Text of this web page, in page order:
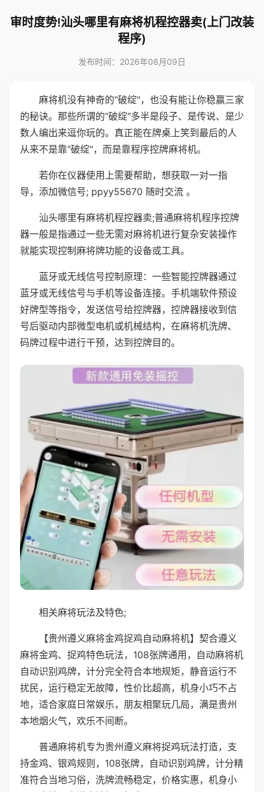
审时度势!汕头哪里有麻将机程控器卖(上门改装
程序)
发布时间：2026年08月09日
麻将机没有神奇的"破绽"，也没有能让你稳赢三家
的秘诀。那些所谓的"破绽"多半是段子、是传说、是少
数人编出来逗你玩的。真正能在牌桌上笑到最后的人
从来不是靠"破绽"，而是靠程序控牌麻将机。
若你在仪器使用上需要帮助，想获取一对一指
导，添加微信号; ppyy55670 随时交流 。
汕头哪里有麻将机程控器卖;普通麻将机程序控牌
器一般是指通过一些无需对麻将机进行复杂安装操作
就能实现控制麻将牌功能的设备或工具。
蓝牙或无线信号控制原理：一些智能控牌器通过
蓝牙或无线信号与手机等设备连接。手机端软件预设
好牌型等指令，发送信号给控牌器，控牌器接收到信
号后驱动内部微型电机或机械结构，在麻将机洗牌、
码牌过程中进行干预，达到控牌目的。
相关麻将玩法及特色;
【贵州遵义麻将金鸡捉鸡自动麻将机】契合遵义
麻将金鸡、捉鸡特色玩法，108张牌通用，自动麻将机
自动识别鸡牌，计分完全符合本地规矩，静音运行不
扰民，运行稳定无故障，性价比超高，机身小巧不占
地，适合家庭日常娱乐，朋友相聚玩几局，满是贵州
本地烟火气，欢乐不间断。
普通麻将机专为贵州遵义麻将捉鸡玩法打造，支
持金鸡、银鸡规则，108张牌，自动识别鸡牌，计分精
准符合当地习俗，洗牌流畅稳定，价格实惠，机身小